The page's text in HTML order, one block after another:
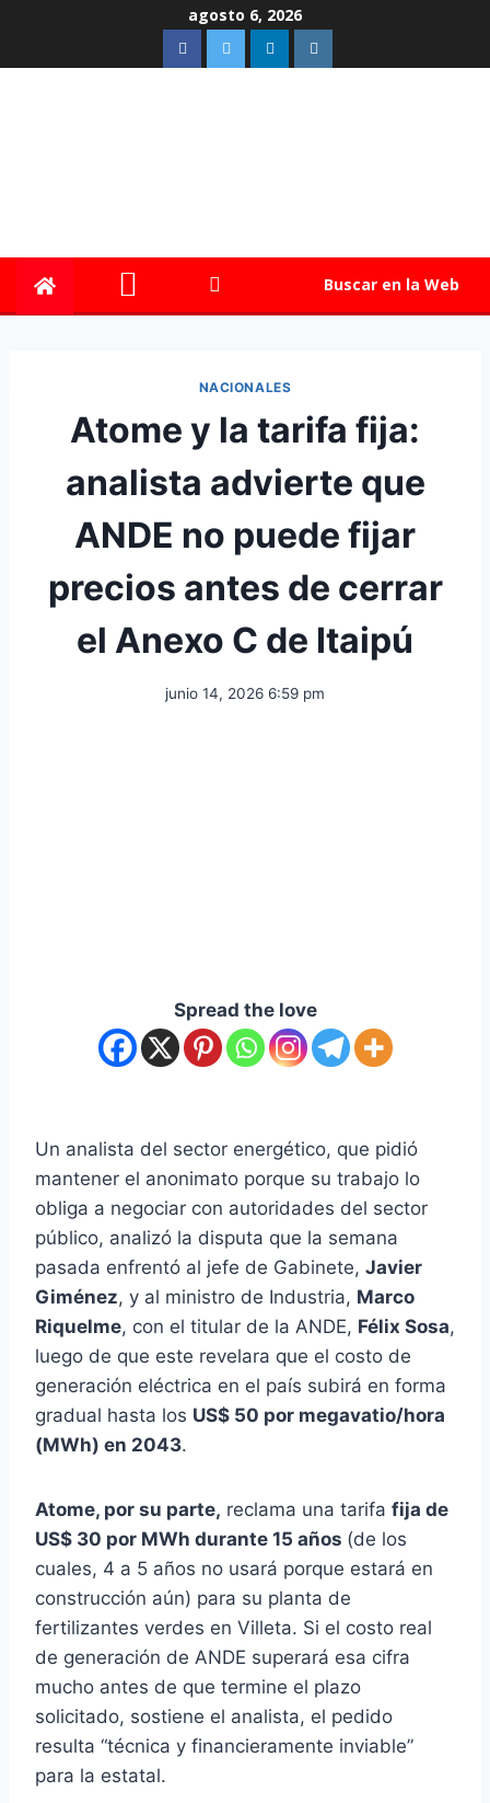
agosto 6, 2026
Buscar en la Web
NACIONALES
Atome y la tarifa fija:
analista advierte que
ANDE no puede fijar
precios antes de cerrar
el Anexo C de Itaipú
junio 14, 2026 6:59 pm
Spread the love
Un analista del sector energético, que pidió
mantener el anonimato porque su trabajo lo
obliga a negociar con autoridades del sector
público, analizó la disputa que la semana
pasada enfrentó al jefe de Gabinete, Javier
Giménez, y al ministro de Industria, Marco
Riquelme, con el titular de la ANDE, Félix Sosa,
luego de que este revelara que el costo de
generación eléctrica en el país subirá en forma
gradual hasta los US$ 50 por megavatio/hora
(MWh) en 2043.
Atome, por su parte, reclama una tarifa fija de
US$ 30 por MWh durante 15 años (de los
cuales, 4 a 5 años no usará porque estará en
construcción aún) para su planta de
fertilizantes verdes en Villeta. Si el costo real
de generación de ANDE superará esa cifra
mucho antes de que termine el plazo
solicitado, sostiene el analista, el pedido
resulta “técnica y financieramente inviable”
para la estatal.